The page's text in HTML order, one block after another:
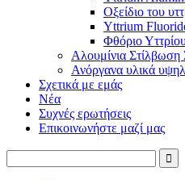
Οξείδιο του
Yttrium
Φθόριο
Αλουμίνια Στίλβωση
Ανόργανα υλικά
Σχετικά με εμάς
Νέα
Συχνές ερωτήσεις
Επικοινωνήστε μαζί μας